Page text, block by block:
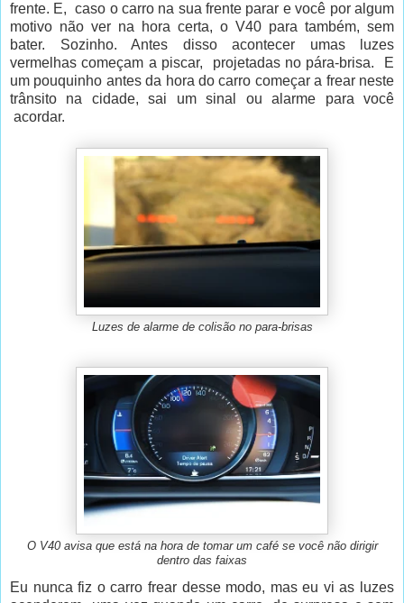
frente. E, caso o carro na sua frente parar e você por algum
motivo não ver na hora certa, o V40 para também, sem
bater. Sozinho. Antes disso acontecer umas luzes
vermelhas começam a piscar, projetadas no pára-brisa. E
um pouquinho antes da hora do carro começar a frear neste
trânsito na cidade, sai um sinal ou alarme para você
acordar.
Luzes de alarme de colisão no para-brisas
O V40 avisa que está na hora de tomar um café se você não dirigir
dentro das faixas
Eu nunca fiz o carro frear desse modo, mas eu vi as luzes